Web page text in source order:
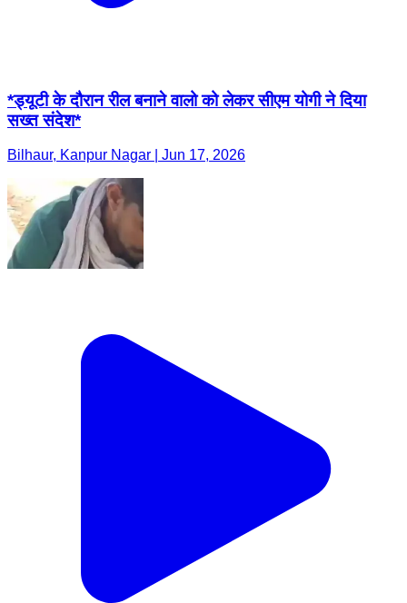
*ड्यूटी के दौरान रील बनाने वालो को लेकर सीएम योगी ने दिया
सख्त संदेश*
Bilhaur, Kanpur Nagar | Jun 17, 2026